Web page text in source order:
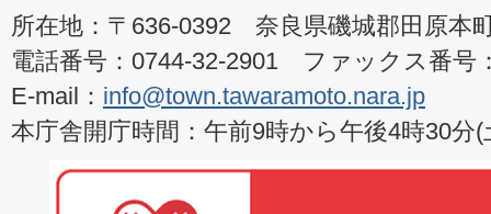
所在地：〒636-0392 奈良県磯城郡田原本
電話番号：0744-32-2901 ファックス番号
E-mail： info@town.tawaramoto.nara.jp
本庁舎開庁時間：午前9時から午後4時30分